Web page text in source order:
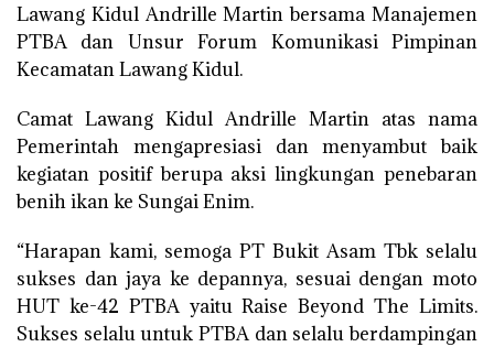
Lawang Kidul Andrille Martin bersama Manajemen
PTBA dan Unsur Forum Komunikasi Pimpinan
Kecamatan Lawang Kidul.
Camat Lawang Kidul Andrille Martin atas nama
Pemerintah mengapresiasi dan menyambut baik
kegiatan positif berupa aksi lingkungan penebaran
benih ikan ke Sungai Enim.
“Harapan kami, semoga PT Bukit Asam Tbk selalu
sukses dan jaya ke depannya, sesuai dengan moto
HUT ke-42 PTBA yaitu Raise Beyond The Limits.
Sukses selalu untuk PTBA dan selalu berdampingan